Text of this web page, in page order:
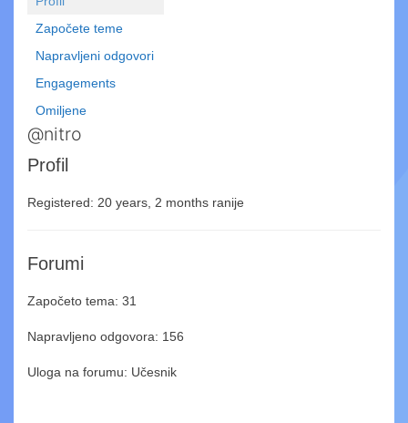
Započete teme
Napravljeni odgovori
Engagements
Omiljene
@nitro
Profil
Registered: 20 years, 2 months ranije
Forumi
Započeto tema: 31
Napravljeno odgovora: 156
Uloga na forumu: Učesnik